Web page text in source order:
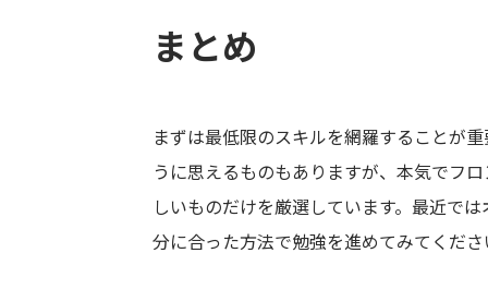
まとめ
まずは最低限のスキルを網羅することが
うに思えるものもありますが、本気でフ
しいものだけを厳選しています。最近で
分に合った方法で勉強を進めてみてくださ